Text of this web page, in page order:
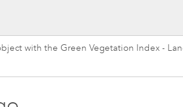
with the Green Vegetation Index -